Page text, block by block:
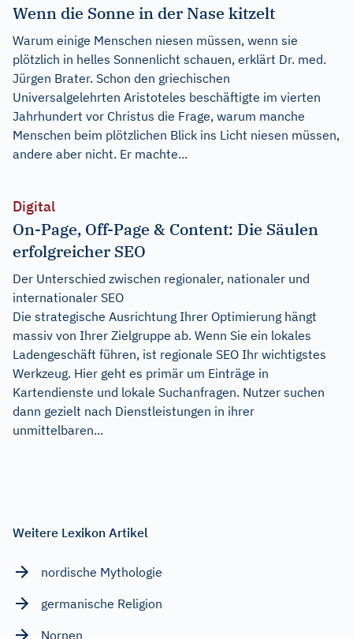
Wenn die Sonne in der Nase kitzelt
Warum einige Menschen niesen müssen, wenn sie
plötzlich in helles Sonnenlicht schauen, erklärt Dr. med.
Jürgen Brater. Schon den griechischen
Universalgelehrten Aristoteles beschäftigte im vierten
Jahrhundert vor Christus die Frage, warum manche
Menschen beim plötzlichen Blick ins Licht niesen müssen,
andere aber nicht. Er machte...
Digital
On-Page, Off-Page & Content: Die Säulen
erfolgreicher SEO
Der Unterschied zwischen regionaler, nationaler und
internationaler SEO
Die strategische Ausrichtung Ihrer Optimierung hängt
massiv von Ihrer Zielgruppe ab. Wenn Sie ein lokales
Ladengeschäft führen, ist regionale SEO Ihr wichtigstes
Werkzeug. Hier geht es primär um Einträge in
Kartendienste und lokale Suchanfragen. Nutzer suchen
dann gezielt nach Dienstleistungen in ihrer
unmittelbaren...
Weitere Lexikon Artikel
nordische Mythologie
germanische Religion
Nornen